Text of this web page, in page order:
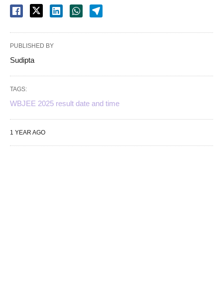
PUBLISHED BY
Sudipta
TAGS:
WBJEE 2025 result date and time
1 YEAR AGO